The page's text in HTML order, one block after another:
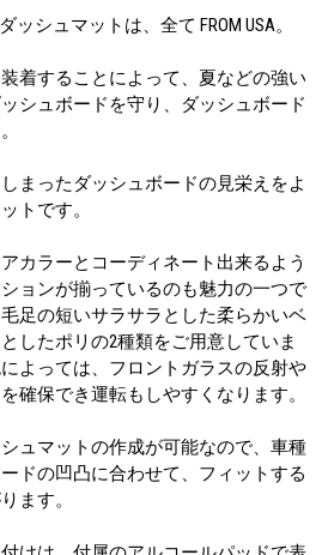
ッシュマットは、全て FROM USA。
着することによって、夏などの強い
シュボードを守り、ダッシュボード
まったダッシュボードの見栄えをよ
トです。
カラーとコーディネート出来るよう
ョンが揃っているのも魅力の一つで
足の短いサラサラとした柔らかいベ
したポリの2種類をご用意していま
よっては、フロントガラスの反射や
確保でき運転もしやすくなります。
ュマットの作成が可能なので、車種
ドの凹凸に合わせて、フィットする
ます。